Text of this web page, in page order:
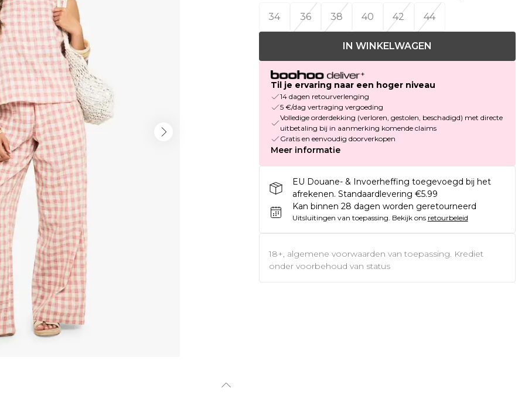
34
36 38 40 42 44
IN WINKELWAGEN
Til je ervaring naar een hoger niveau
14 dagen retourverlenging
5 €/dag vertraging vergoeding
Volledige orderdekking (verloren, gestolen, beschadigd) met directe
uitbetaling bij in aanmerking komende claims
Gratis en eenvoudig doorverkopen
Meer informatie
EU Douane- & Invoerheffing toegevoegd bij het
afrekenen. Standaardlevering €5.99
Kan binnen 28 dagen worden geretourneerd
Uitsluitingen van toepassing. Bekijk ons retourbeleid
18+, algemene voorwaarden van toepassing. Krediet
onder voorbehoud van status